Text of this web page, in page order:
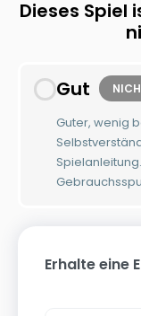
Dieses
Gut
Guter, wenig
Erhalte eine